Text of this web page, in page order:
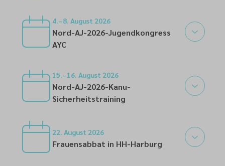
4.–8. August 2026
Nord-AJ-2026-Jugendkongress
AYC
15.–16. August 2026
Nord-AJ-2026-Kanu-
Sicherheitstraining
22. August 2026
Frauensabbat in HH-Harburg